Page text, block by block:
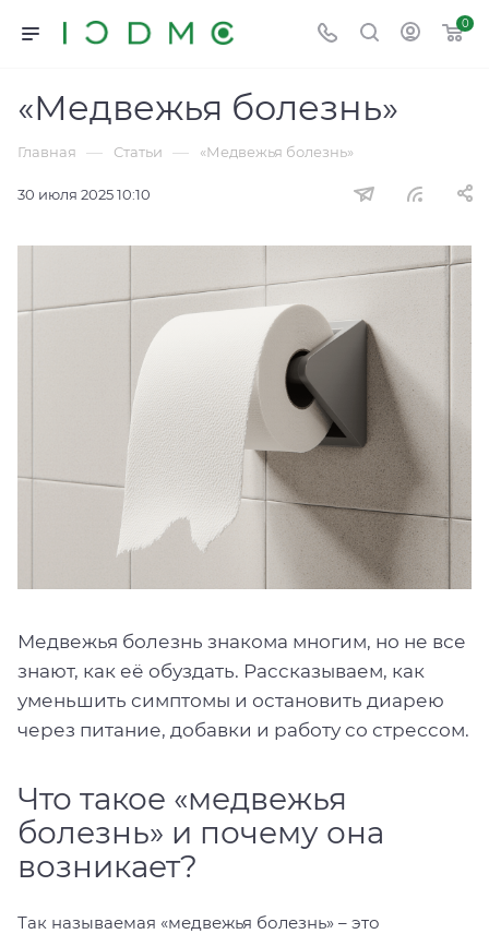
0
«Медвежья болезнь»
Главная — Статьи — «Медвежья болезнь»
30 июля 2025 10:10
Медвежья болезнь знакома многим, но не все
знают, как её обуздать. Рассказываем, как
уменьшить симптомы и остановить диарею
через питание, добавки и работу со стрессом.
Что такое «медвежья
болезнь» и почему она
возникает?
Так называемая «медвежья болезнь» – это